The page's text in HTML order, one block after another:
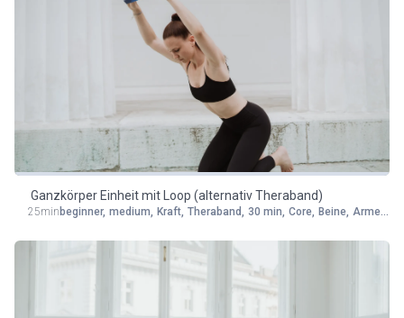
Ganzkörper Einheit mit Loop (alternativ Theraband)
25min beginner, medium, Kraft, Theraband, 30 min, Core, Beine, Arme,